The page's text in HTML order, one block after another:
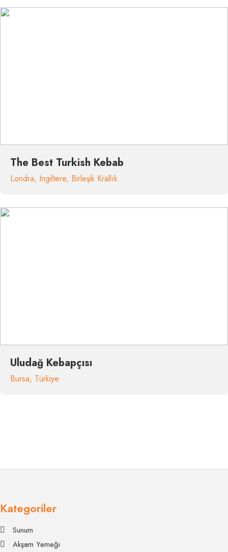
The Best Turkish Kebab
Londra, Ingiltere, Birleşik Krallık
Uludağ Kebapçısı
Bursa, Türkiye
Kategoriler
Sunum
Akşam Yemeği